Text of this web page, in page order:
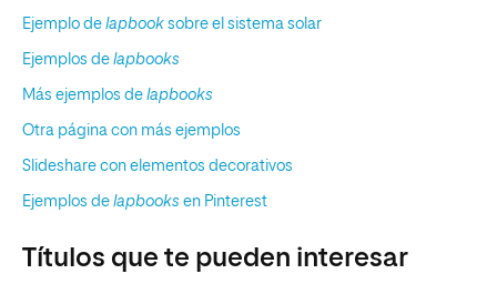
Ejemplo de lapbook sobre el sistema solar
Ejemplos de lapbooks
Más ejemplos de lapbooks
Otra página con más ejemplos
Slideshare con elementos decorativos
Ejemplos de lapbooks en Pinterest
Títulos que te pueden interesar